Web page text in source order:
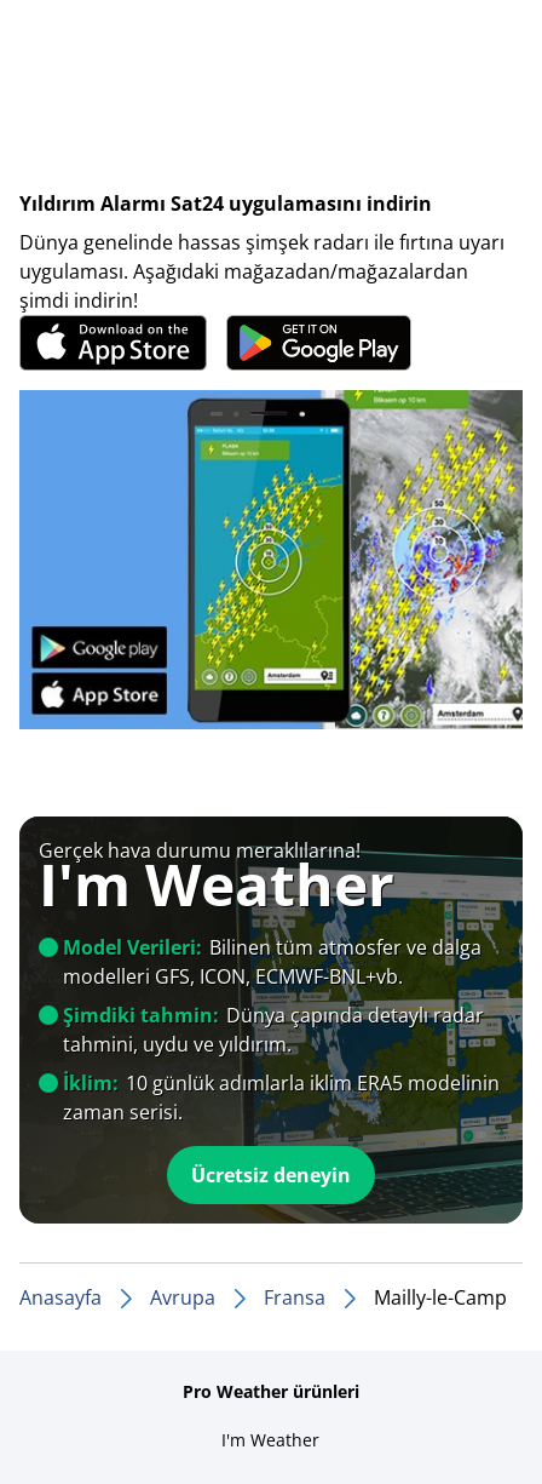
Yıldırım Alarmı Sat24 uygulamasını indirin
Dünya genelinde hassas şimşek radarı ile fırtına uyarı
uygulaması. Aşağıdaki mağazadan/mağazalardan
şimdi indirin!
Gerçek hava durumu meraklılarına!
I'm Weather
Model Verileri: Bilinen tüm atmosfer ve dalga
modelleri GFS, ICON, ECMWF-BNL+vb.
Şimdiki tahmin: Dünya çapında detaylı radar
tahmini, uydu ve yıldırım.
İklim: 10 günlük adımlarla iklim ERA5 modelinin
zaman serisi.
Ücretsiz deneyin
Anasayfa Avrupa Fransa Mailly-le-Camp
Pro Weather ürünleri
I'm Weather